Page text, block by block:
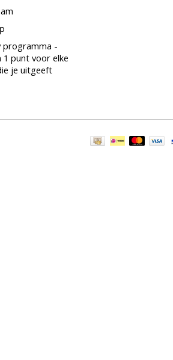
programma -
1 punt voor elke
je uitgeeft